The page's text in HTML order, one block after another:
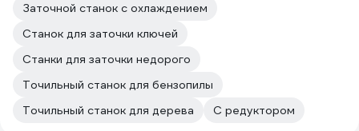
Заточной станок с охлаждением
Станок для заточки ключей
Станки для заточки недорого
Точильный станок для бензопилы
Точильный станок для дерева
С редуктором